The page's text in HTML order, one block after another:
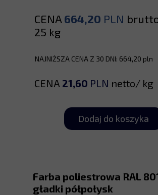
Dodaj do koszyka
CENA 664,20 PLN
25 kg
CENA 21,60 PLN netto/ kg
NAJNIŻSZA CENA Z 30 DNI: 664,20 pln
Farba poliestrowa RAL
gładki półpołysk